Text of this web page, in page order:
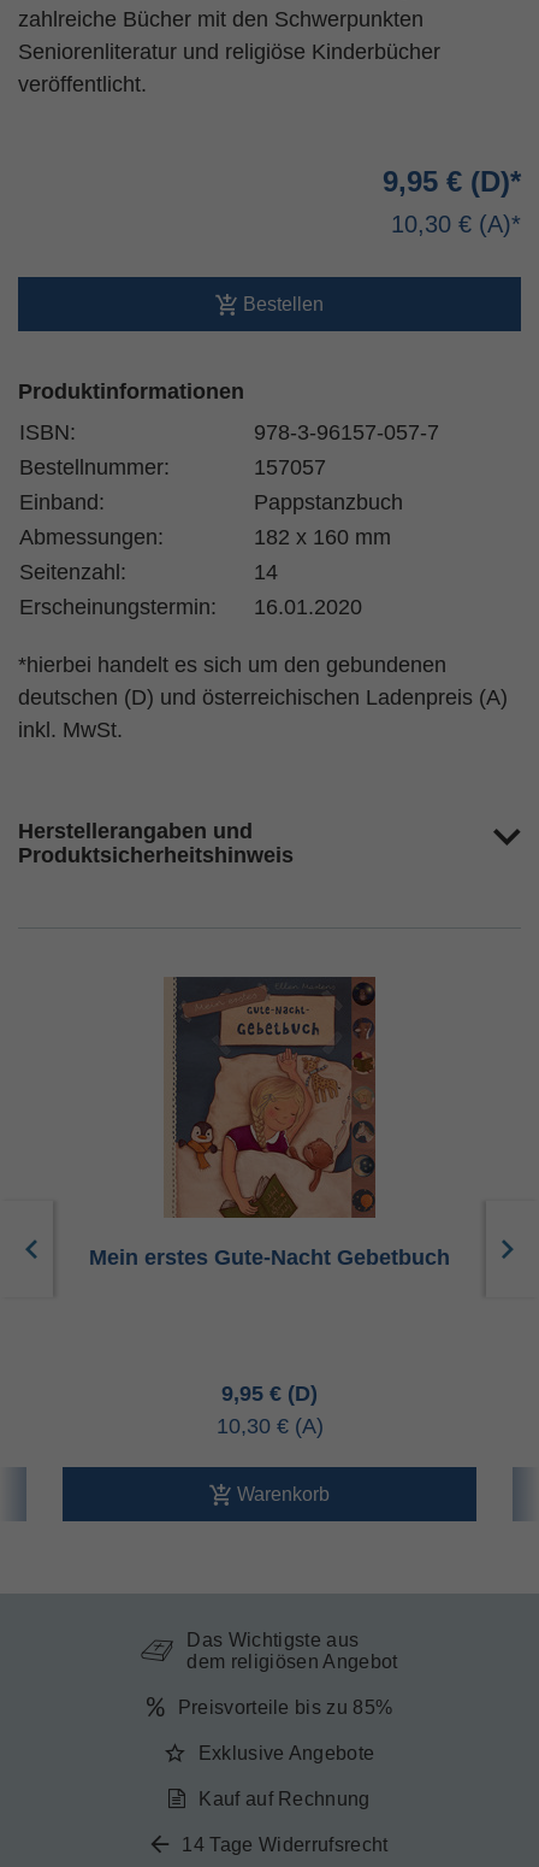
zahlreiche Bücher mit den Schwerpunkten
Seniorenliteratur und religiöse Kinderbücher
veröffentlicht.
9,95 €
10,30 €
Bestellen
Produktinformationen
ISBN:
978-3-96157-057-7
Bestellnummer:
157057
Einband:
Pappstanzbuch
Abmessungen:
182 x 160 mm
Seitenzahl:
14
Erscheinungstermin:
16.01.2020
*hierbei handelt es sich um den gebundenen
deutschen (D) und österreichischen Ladenpreis (A)
inkl. MwSt.
Herstellerangaben und
Produktsicherheitshinweis
Mein erstes Gute-Nacht Gebetbuch
9,95 €
10,30 €
Warenkorb
Das Wichtigste aus
dem religiösen Angebot
Preisvorteile bis zu 85%
Exklusive Angebote
Kauf auf Rechnung
14 Tage Widerrufsrecht